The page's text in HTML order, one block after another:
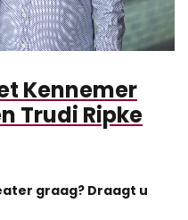
Kennemer
Trudi Ripke
graag? Draagt u